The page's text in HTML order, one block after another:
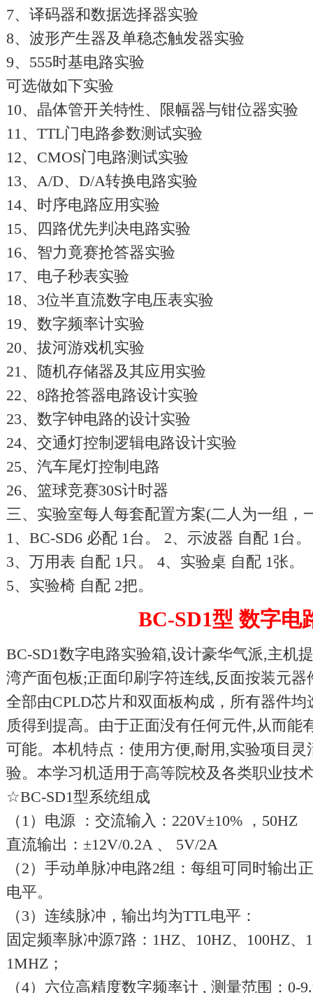
7、译码器和数据选择器实验
8、波形产生器及单稳态触发器实验
9、555时基电路实验
可选做如下实验
10、晶体管开关特性、限幅器与钳位器实验
11、TTL门电路参数测试实验
12、CMOS门电路测试实验
13、A/D、D/A转换电路实验
14、时序电路应用实验
15、四路优先判决电路实验
16、智力竟赛抢答器实验
17、电子秒表实验
18、3位半直流数字电压表实验
19、数字频率计实验
20、拔河游戏机实验
21、随机存储器及其应用实验
22、8路抢答器电路设计实验
23、数字钟电路的设计实验
24、交通灯控制逻辑电路设计实验
25、汽车尾灯控制电路
26、篮球竞赛30S计时器
三、实验室每人每套配置方案(二人为一组，
1、BC-SD6 必配 1台。 2、示波器 自配 1台。
3、万用表 自配 1只。 4、实验桌 自配 1张。
5、实验椅 自配 2把。
BC-SD1型 数字电
BC-SD1数字电路实验箱,设计豪华气派,主机
湾产面包板;正面印刷字符连线,反面按装元
全部由CPLD芯片和双面板构成，所有器件
质得到提高。由于正面没有任何元件,从而能
可能。本机特点：使用方便,耐用,实验项目
验。本学习机适用于高等院校及各类职业技
☆BC-SD1型系统组成
（1）电源 ：交流输入：220V±10% ，50HZ
直流输出：±12V/0.2A 、 5V/2A
（2）手动单脉冲电路2组：每组可同时输出
电平。
（3）连续脉冲，输出均为TTL电平：
固定频率脉冲源7路：1HZ、10HZ、100HZ
1MHZ；
（4）六位高精度数字频率计 , 测量范围：0-